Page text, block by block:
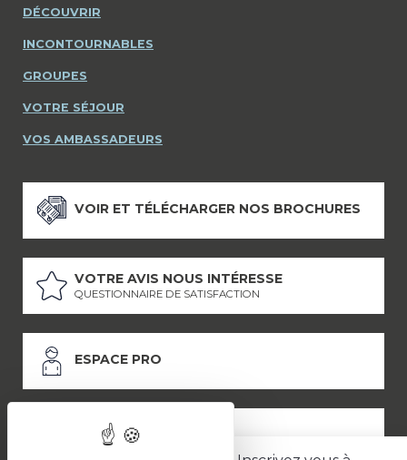
DÉCOUVRIR
INCONTOURNABLES
GROUPES
VOTRE SÉJOUR
VOS AMBASSADEURS
VOIR ET TÉLÉCHARGER NOS BROCHURES
VOTRE AVIS NOUS INTÉRESSE
QUESTIONNAIRE DE SATISFACTION
ESPACE PRO
ESPACE PRESSE